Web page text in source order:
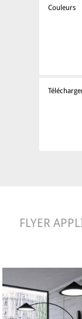
Couleurs
FLYER